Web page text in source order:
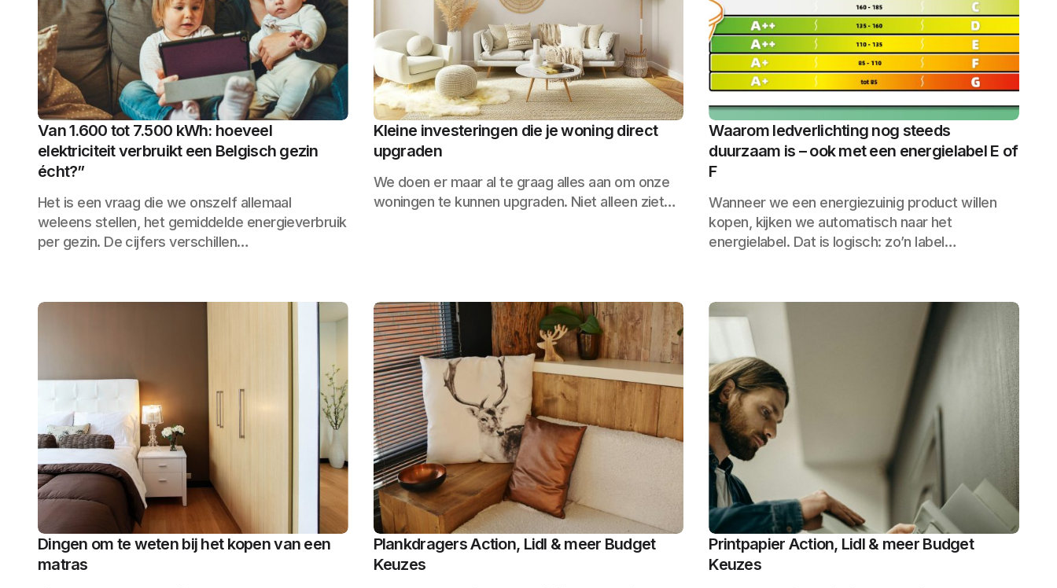
Van 1.600 tot 7.500 kWh: hoeveel
elektriciteit verbruikt een Belgisch gezin
écht?”
Het is een vraag die we onszelf allemaal
weleens stellen, het gemiddelde energieverbruik
per gezin. De cijfers verschillen…
Kleine investeringen die je woning direct
upgraden
We doen er maar al te graag alles aan om onze
woningen te kunnen upgraden. Niet alleen ziet…
Waarom ledverlichting nog steeds
duurzaam is – ook met een energielabel E of
F
Wanneer we een energiezuinig product willen
kopen, kijken we automatisch naar het
energielabel. Dat is logisch: zo’n label…
Dingen om te weten bij het kopen van een
matras
Plankdragers Action, Lidl & meer Budget
Keuzes
Printpapier Action, Lidl & meer Budget
Keuzes